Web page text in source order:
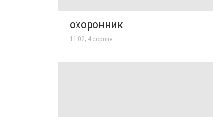
охоронник
11:02, 4 серпня